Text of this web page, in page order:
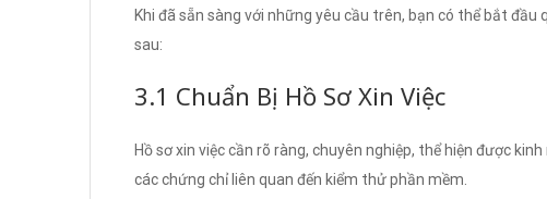
Khi đã sẵn sàng với những yêu cầu trên, bạn có thể bắt
sau:
3.1 Chuẩn Bị Hồ Sơ Xin Việc
Hồ sơ xin việc cần rõ ràng, chuyên nghiệp, thể hiện được
các chứng chỉ liên quan đến kiểm thử phần mềm.